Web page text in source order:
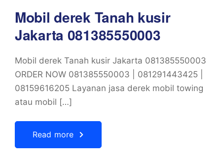
Mobil derek Tanah kusir
Jakarta 081385550003
Mobil derek Tanah kusir Jakarta 081385550003
ORDER NOW 081385550003 | 081291443425 |
08159616205 Layanan jasa derek mobil towing
atau mobil […]
Read more